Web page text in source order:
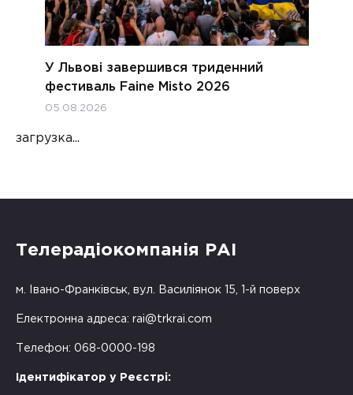
У Львові завершився триденний
фестиваль Faine Misto 2026
05.08.2026
загрузка...
Телерадіокомпанія РАІ
м. Івано-Франківськ, вул. Василіянок 15, 1-й поверх
Електронна адреса: rai@trkrai.com
Телефон: 068-0000-198
Ідентифікатор у Реєстрі: